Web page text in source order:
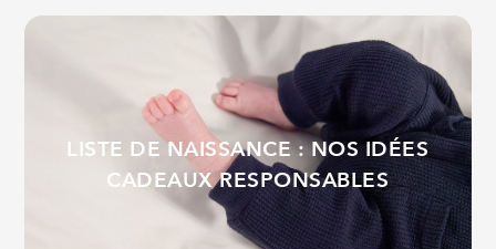
LISTE DE NAISSANCE : NOS IDÉES
CADEAUX RESPONSABLES